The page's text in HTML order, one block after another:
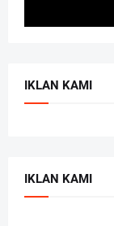
IKLAN KAMI
IKLAN KAMI